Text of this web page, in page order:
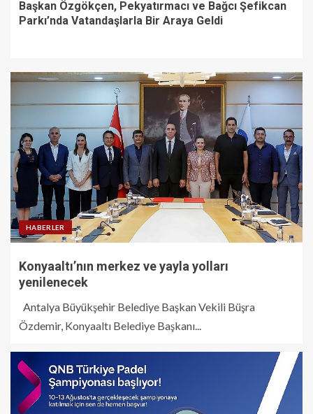
Başkan Özgökçen, Pekyatırmacı ve Bağcı Şefikcan
Parkı’nda Vatandaşlarla Bir Araya Geldi
HABERLER
Konyaaltı’nın merkez ve yayla yolları
yenilenecek
Antalya Büyükşehir Belediye Başkan Vekili Büşra
Özdemir, Konyaaltı Belediye Başkanı...